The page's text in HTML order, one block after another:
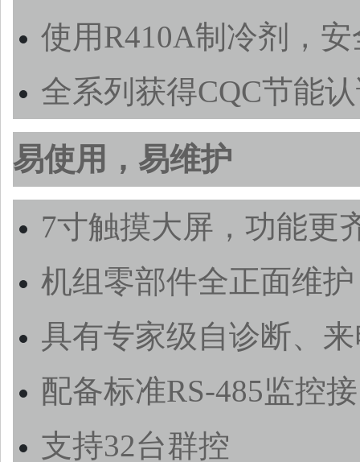
使用R410A制冷剂，
全系列获得CQC节能
易使用，易维护
7寸触摸大屏，功能更
机组零部件全正面维护
具有专家级自诊断、
配备标准RS-485监控
支持32台群控